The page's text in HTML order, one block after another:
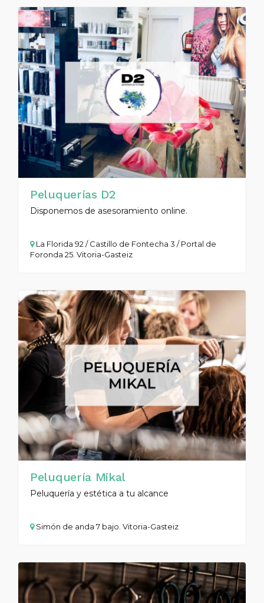
Peluquerías D2
Disponemos de asesoramiento online.
La Florida 92 / Castillo de Fontecha 3 / Portal de
Foronda 25. Vitoria-Gasteiz
Peluquería Mikal
Peluquería y estética a tu alcance
Simón de anda 7 bajo. Vitoria-Gasteiz